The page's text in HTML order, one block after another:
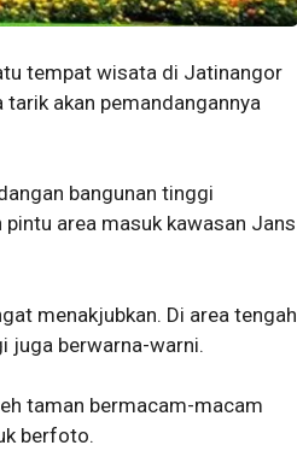
tempat wisata di Jatinangor
akan pemandangannya
bangunan tinggi
area masuk kawasan Jans
menakjubkan. Di area tengah
juga berwarna-warni.
taman bermacam-macam
berfoto.